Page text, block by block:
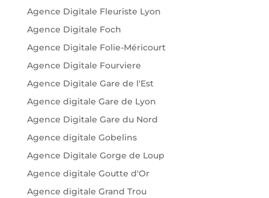
Agence Digitale Fleuriste Lyon
Agence Digitale Foch
Agence Digitale Folie-Méricourt
Agence Digitale Fourviere
Agence Digitale Gare de l'Est
Agence digitale Gare de Lyon
Agence Digitale Gare du Nord
Agence digitale Gobelins
Agence Digitale Gorge de Loup
Agence digitale Goutte d'Or
Agence digitale Grand Trou